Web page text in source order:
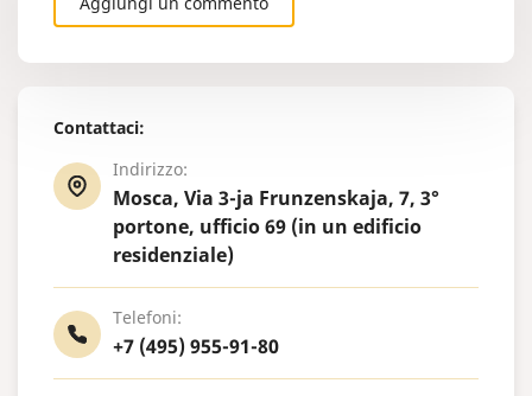
Contattaci:
Indirizzo:
Mosca, Via 3-ja Frunzenskaja, 7, 3°
portone, ufficio 69 (in un edificio
residenziale)
Telefoni:
+7 (495) 955-91-80